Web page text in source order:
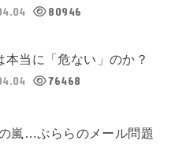
80946
本当に「危ない」のか？
76468
嵐…ぷららのメール問題